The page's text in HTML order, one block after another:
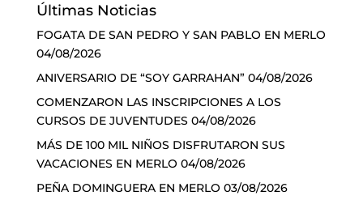
Últimas Noticias
FOGATA DE SAN PEDRO Y SAN PABLO EN MERLO
04/08/2026
ANIVERSARIO DE “SOY GARRAHAN” 04/08/2026
COMENZARON LAS INSCRIPCIONES A LOS
CURSOS DE JUVENTUDES 04/08/2026
MÁS DE 100 MIL NIÑOS DISFRUTARON SUS
VACACIONES EN MERLO 04/08/2026
PEÑA DOMINGUERA EN MERLO 03/08/2026